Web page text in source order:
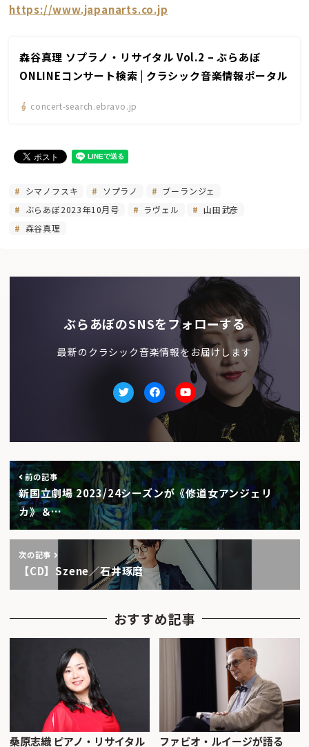
https://www.japanarts.co.jp
森谷真理 ソプラノ・リサイタル Vol.2 – ぶらあぼ
ONLINEコンサート検索 | クラシック音楽情報ポータル
concert-search.ebravo.jp
シマノフスキ ソプラノ
ブーランジェ
ぶらあぼ2023年10月号
ラヴェル
山田武彦
森谷真理
ぶらあぼのSNSをフォローする
最新のクラシック音楽情報をお届けします
TwitterfacebookYoutube
前の記事
新国立劇場 2023/24シーズンが《修道女アンジェリ
カ》＆…
次の記事
【CD】Szene／石井琢磨
おすすめ記事
桑原志織 ピアノ・リサイタル ファビオ・ルイージが語る